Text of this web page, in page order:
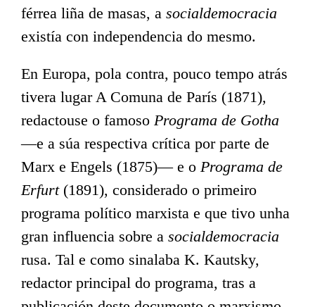
férrea liña de masas, a socialdemocracia
existía con independencia do mesmo.
En Europa, pola contra, pouco tempo atrás
tivera lugar A Comuna de París (1871),
redactouse o famoso Programa de Gotha
—e a súa respectiva crítica por parte de
Marx e Engels (1875)— e o Programa de
Erfurt(1891), considerado o primeiro
programa político marxista e que tivo unha
gran influencia sobre a socialdemocracia
rusa. Tal e como sinalaba K. Kautsky,
redactor principal do programa, tras a